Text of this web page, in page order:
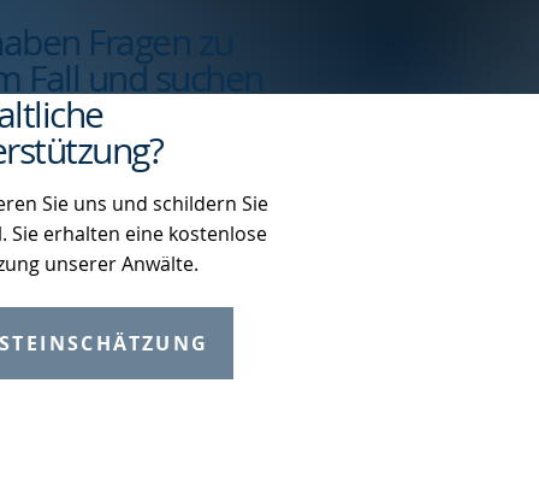
Fragen zu
Fall und suchen
Sie uns und schildern Sie
Sie erhalten eine kostenlose
unserer Anwälte.